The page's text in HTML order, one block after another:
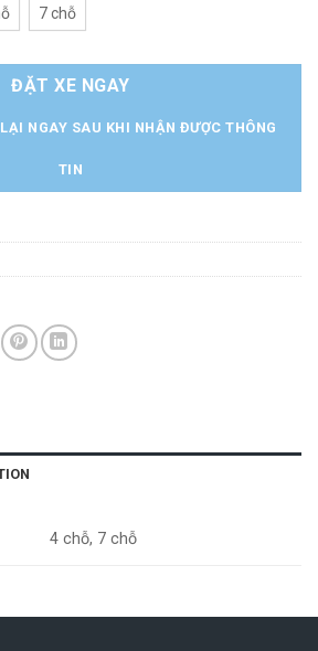
7 chỗ
ĐẶT XE NGAY
NGAY SAU KHI NHẬN ĐƯỢC THÔNG
TIN
4 chỗ, 7 chỗ